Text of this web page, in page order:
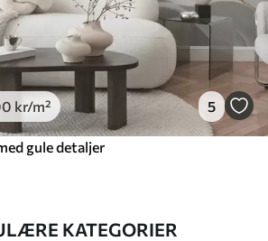
kr/m² 5
gule detaljer
KATEGORIER